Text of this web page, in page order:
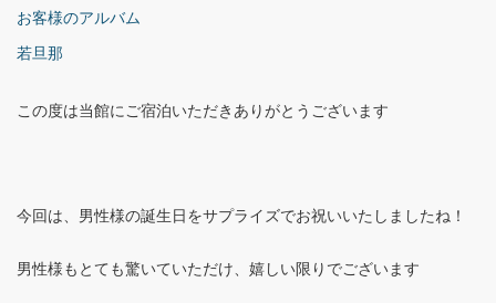
お客様のアルバム
若旦那
この度は当館にご宿泊いただきありがとうございます
今回は、男性様の誕生日をサプライズでお祝いいたしましたね！
男性様もとても驚いていただけ、嬉しい限りでございます